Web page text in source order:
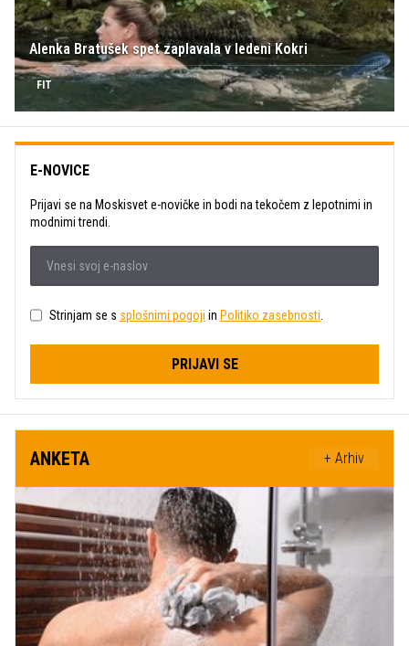
Alenka Bratušek spet zaplavala v ledeni Kokri
FIT
E-NOVICE
Prijavi se na Moskisvet e-novičke in bodi na tekočem z lepotnimi in
modnimi trendi.
Strinjam se s splošnimi pogoji in Politiko zasebnosti
PRIJAVI SE
ANKETA + Arhiv